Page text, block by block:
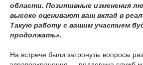
области. Позитивные изменения
высоко оценивают ваш вклад в
Такую работу с вашим участием
продолжать».
На встрече были затронуты вопросы